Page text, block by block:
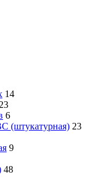
14
23
6
(штукатурная) 23
9
48